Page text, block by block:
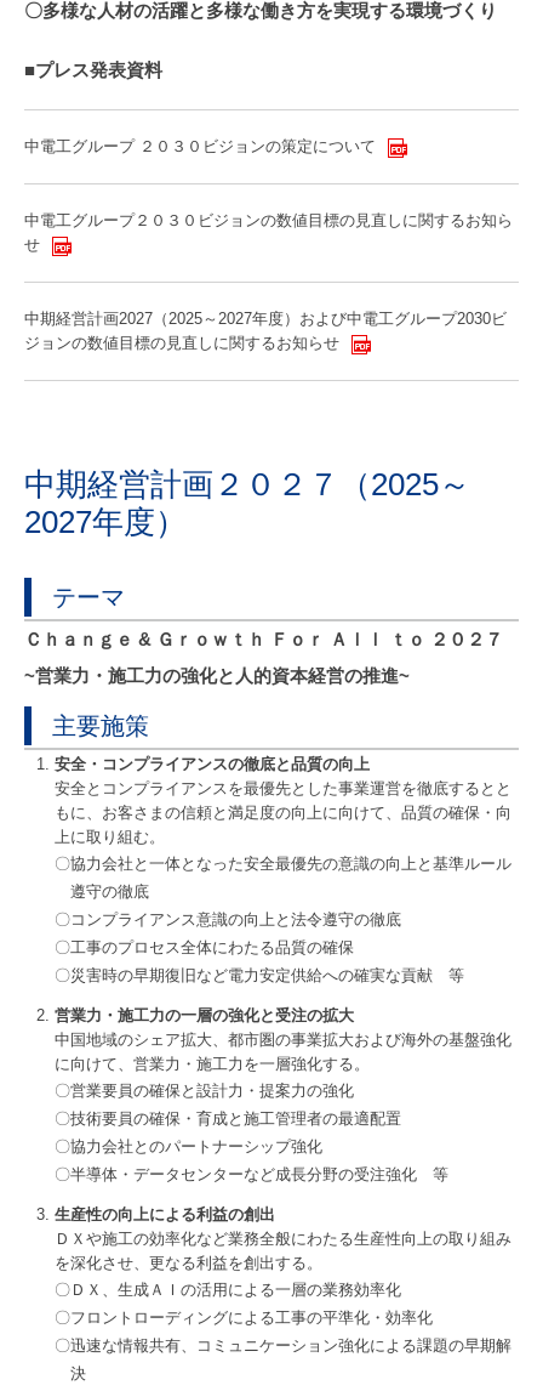
多様な人材の活躍と多様な働き方を実現する環境づくり
プレス発表資料
中電工グループ ２０３０ビジョンの策定について
中電工グループ２０３０ビジョンの数値目標の見直しに関するお知ら
せ
中期経営計画2027（2025～2027年度）および中電工グループ2030ビ
ジョンの数値目標の見直しに関するお知らせ
中期経営計画２０２７（2025～
2027年度）
テーマ
Ｃｈａｎｇｅ & Ｇｒｏｗｔｈ Ｆｏｒ Ａｌｌ ｔｏ ２０２７
~営業力・施工力の強化と人的資本経営の推進~
主要施策
安全・コンプライアンスの徹底と品質の向上
安全とコンプライアンスを最優先とした事業運営を徹底するとと
もに、お客さまの信頼と満足度の向上に向けて、品質の確保・向
上に取り組む。
協力会社と一体となった安全最優先の意識の向上と基準ルール
遵守の徹底
コンプライアンス意識の向上と法令遵守の徹底
工事のプロセス全体にわたる品質の確保
災害時の早期復旧など電力安定供給への確実な貢献 等
営業力・施工力の一層の強化と受注の拡大
中国地域のシェア拡大、都市圏の事業拡大および海外の基盤強化
に向けて、営業力・施工力を一層強化する。
営業要員の確保と設計力・提案力の強化
技術要員の確保・育成と施工管理者の最適配置
協力会社とのパートナーシップ強化
半導体・データセンターなど成長分野の受注強化 等
生産性の向上による利益の創出
ＤＸや施工の効率化など業務全般にわたる生産性向上の取り組み
を深化させ、更なる利益を創出する。
ＤＸ、生成ＡＩの活用による一層の業務効率化
フロントローディングによる工事の平準化・効率化
迅速な情報共有、コミュニケーション強化による課題の早期解
決